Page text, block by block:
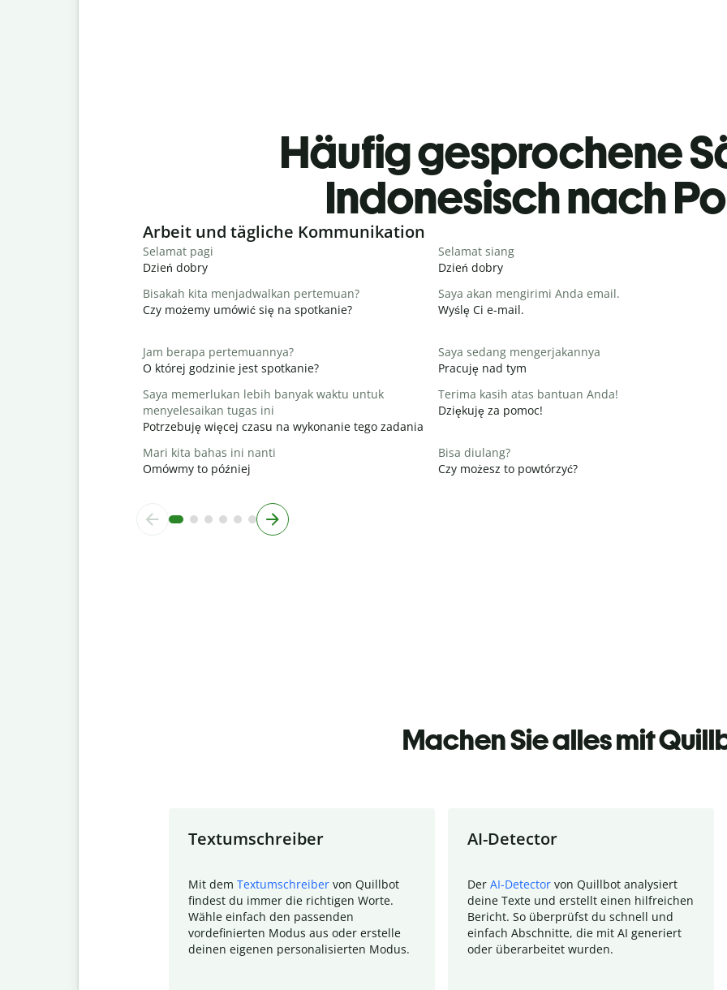
Häufig gesprochene
Indonesisch nach
Slide 1 of 6
Arbeit und tägliche Kommunikation
Selamat pagi
Dzień dobry
Selamat siang
Dzień dobry
Bisakah kita menjadwalkan pertemuan?
Czy możemy umówić się na spotkanie?
Saya akan mengirimi Anda email.
Wyślę Ci e-mail.
Jam berapa pertemuannya?
O której godzinie jest spotkanie?
Saya sedang mengerjakannya
Pracuję nad tym
Saya memerlukan lebih banyak waktu untuk
menyelesaikan tugas ini
Potrzebuję więcej czasu na wykonanie tego zadania
Terima kasih atas bantuan Anda!
Dziękuję za pomoc!
Mari kita bahas ini nanti
Omówmy to później
Bisa diulang?
Czy możesz to powtórzyć?
Machen Sie alles mit
Textumschreiber
Mit dem Textumschreiber von Quillbot
findest du immer die richtigen Worte.
Wähle einfach den passenden
vordefinierten Modus aus oder erstelle
deinen eigenen personalisierten Modus.
AI-Detector
Der AI-Detector von Quillbot analysiert
deine Texte und erstellt einen hilfreichen
Bericht. So überprüfst du schnell und
einfach Abschnitte, die mit AI generiert
oder überarbeitet wurden.